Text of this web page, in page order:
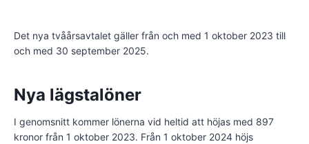
Det nya tvåårsavtalet gäller från och med 1 oktober 2023 till
och med 30 september 2025.
Nya lägstalöner
I genomsnitt kommer lönerna vid heltid att höjas med 897
kronor från 1 oktober 2023. Från 1 oktober 2024 höjs